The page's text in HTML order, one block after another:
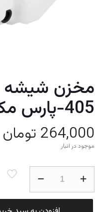
مخزن شیشه
405-پارس مکا مولد
264,000 تومان
موجود در انبار
شیشه
شور
پژو